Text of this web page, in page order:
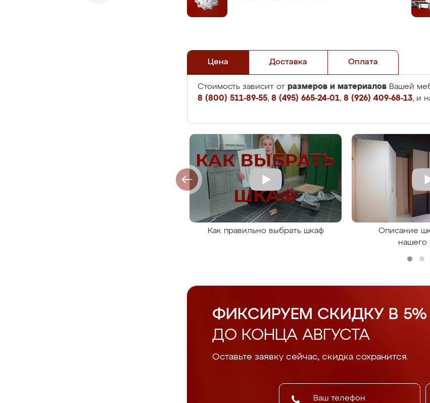
Цена Доставка Оплата
Стоимость зависит от размеров и материалов Вашей
8 (800) 511-89-55, 8 (495) 665-24-01, 8 (926) 409-68-13, и
Как правильно выбрать шкаф
Описание
нашего
ФИКСИРУЕМ СКИДКУ В 5%
ДО КОНЦА АВГУСТА
Оставьте заявку сейчас, скидка сохранится.